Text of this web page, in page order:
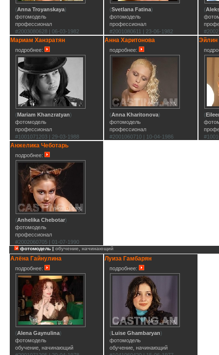
(Anna Troyanskaya)
фотомодель
профессионал
#2003080628 | 06-03-1982
(Svetlana Fatina)
фотомодель
профессионал
#2001080611 | 23-06-1982
(
Мариам Ханзратян
подробнее:
(Mariam Khanzratyan)
фотомодель
профессионал
#1001071203 | 29-03-1988
Анна Харитонова
подробнее:
(Anna Kharitonova)
фотомодель
профессионал
#2001060710 | 10-04-1986
Эйлин
(
Анжелика Чеботарь
подробнее:
(Anhelika Chebotar)
фотомодель
профессионал
#2002060705 | 01-07-1990
фотомодель | обучение, начинающий
Алёна Гайнулина
подробнее:
(Alena Gaynulina)
фотомодель
обучение, начинающий
Луиза Гамбарян
подробнее:
(Luise Ghambaryan)
фотомодель
обучение, начинающий